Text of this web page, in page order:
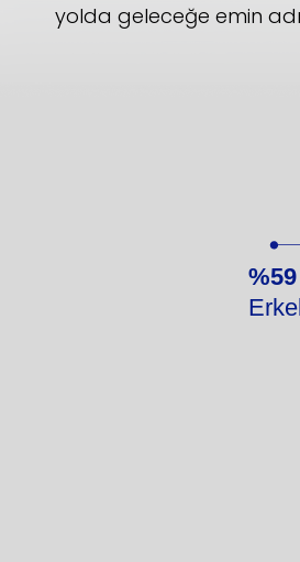
yolda geleceğe emin
%59